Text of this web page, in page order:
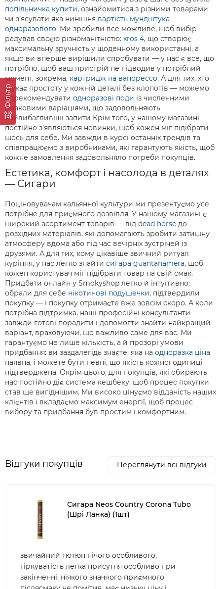
Фільтр
попільничка купити, ознайомитися з різними товарами
чи з’ясувати яка нинішня вартість мундштука
одноразового. Ми зробили все можливе, щоб вибір
радував своєю різноманітністю: xros 4, що створює
максимальну зручність у щоденному використанні, а
якщо ви вперше вирішили спробувати — у нас є все, що
потрібно, щоб ваш пристрій не підводив у потрібний
момент, зокрема, картридж на вапорессо. А для тих, хто
шукає простоту у кожній деталі без клопотів — можемо
порекомендувати одноразові поди із численними
смаковими варіаціями, що задовольняють
найвибагливіші запити Крім того, у нашому магазині
постійно з’являються новинки, щоб кожен міг підібрати
щось для себе. Ми завжди в курсі останніх трендів та
співпрацюємо з виробниками, які гарантують якість, щоб
кожне замовлення задовольняло потреби покупців.
Естетика, комфорт і насолода в деталях
— Сигари
Поціновувачам кальянної культури ми презентуємо усе
потрібне для приємного дозвілля. У нашому магазині є
широкий асортимент товарів — від dead horse до
розхідних матеріалів, які допомагають зробити затишну
атмосферу вдома або під час вечірніх зустрічей із
друзями. А для тих, кому цікавіше звичний ритуал
куріння, у нас легко знайти сигара guantanamera, щоб
кожен користувач міг підібрати товар на свій смак.
Придбати онлайн у Smokyshop легко й інтуїтивно:
обрали для себе нікотинові подушечки, підтвердили
покупку — і покупку отримаєте вже зовсім скоро. А коли
потрібна підтримка, наші професійні консультанти
завжди готові порадити і допомогти знайти найкращий
варіант, враховуючи, що важливо саме для вас. Ми
гарантуємо не лише кількість, а й прозорі умови
придбання: ви заздалегідь знаєте, яка на одноразка ціна
наявна, і можете бути певні, що якість кожної одиниці
підтверджена. Окрім цього, для покупців, які обирають
нас постійно діє система кешбеку, щоб процес покупки
став ще вигіднішим. Ми високо цінуємо відданість наших
клієнтів і вкладаємо максимум енергії, щоб процес
вибору та придбання був простим і комфортним.
Відгуки покупців Переглянути всі відгуки
Сигара Neos Country Corona Tubo
(Шрі Ланка) (1шт)
звичайний тютюн нічого особливого,
гіркуватість легка присутня особливо при
закінченні, ніякого значного приємного